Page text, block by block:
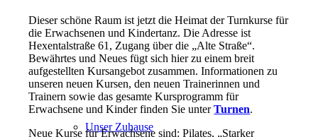
Unser Zuhause
Dieser schöne Raum ist jetzt die Heimat der Turnkurse für
die Erwachsenen und Kindertanz. Die Adresse ist
Hexentalstraße 61, Zugang über die „Alte Straße“.
Bewährtes und Neues fügt sich hier zu einem breit
aufgestellten Kursangebot zusammen. Informationen zu
unseren neuen Kursen, den neuen Trainerinnen und
Trainern sowie das gesamte Kursprogramm für
Erwachsene und Kinder finden Sie unterTurnen.
Neue Kurse für Erwachsene sind: Pilates, „Starker